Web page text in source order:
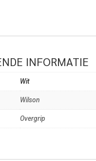
INFORMATIE
Wit
Wilson
Overgrip